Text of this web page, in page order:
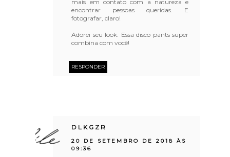
mais em contato com a natureza e
encontrar pessoas queridas. E
fotografar, claro!
Adorei seu look. Essa disco pants super
combina com você!
RESPONDER
DLKGZR
20 DE SETEMBRO DE 2018 ÀS
09:36